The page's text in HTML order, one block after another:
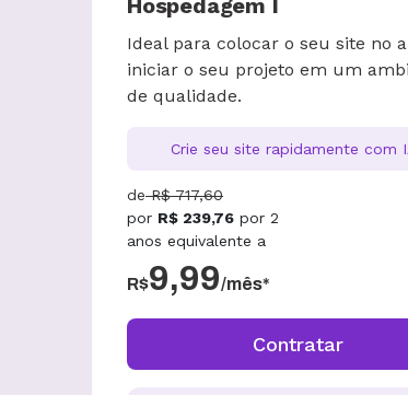
Hospedagem I
Ideal para colocar o seu site no
iniciar o seu projeto em um
de qualidade.
Crie seu site rapidamente com
de R$ 717,60
por R$ 239,76 por 2
anos equivalente a
R$9,99/mês*
Contratar